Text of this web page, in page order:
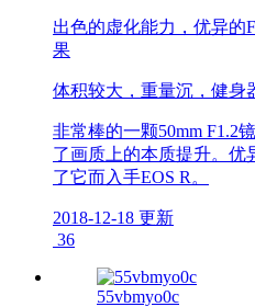
出色的虚化能力，优异的
果
体积较大，重量沉，健身
非常棒的一颗50mm F1.2
了画质上的本质提升。优
了它而入手EOS R。
2018-12-18 更新
36
55vbmyo0c